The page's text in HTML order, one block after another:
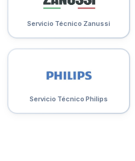
Servicio Técnico Zanussi
Servicio Técnico Philips